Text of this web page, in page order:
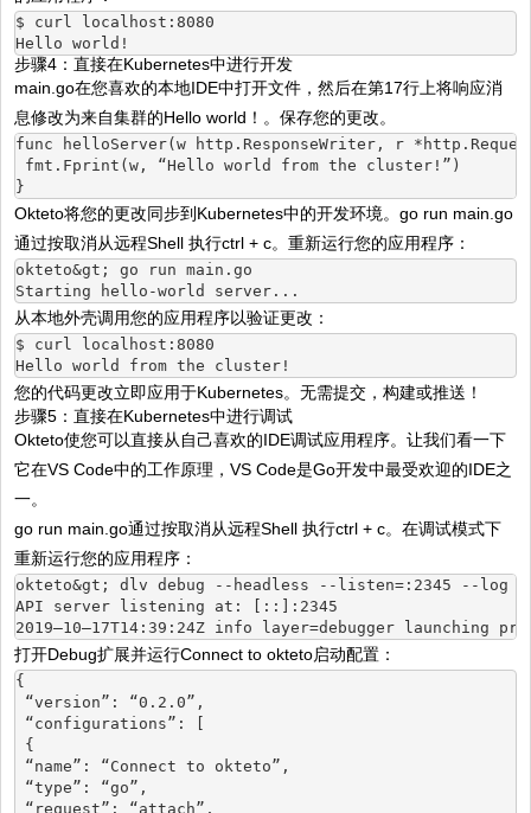
$ curl localhost:8080
Hello world!
步骤4：直接在Kubernetes中进行开发
main.go在您喜欢的本地IDE中打开文件，然后在第17行上将响应消
息修改为来自集群的Hello world！。保存您的更改。
func helloServer(w http.ResponseWriter, r
fmt.Fprint(w, “Hello world from the cluster!”)
}
Okteto将您的更改同步到Kubernetes中的开发环境。go run main.go
通过按取消从远程Shell 执行ctrl + c。重新运行您的应用程序：
okteto&gt; go run main.go
Starting hello-world server...
从本地外壳调用您的应用程序以验证更改：
$ curl localhost:8080
Hello world from the cluster!
您的代码更改立即应用于Kubernetes。无需提交，构建或推送！
步骤5：直接在Kubernetes中进行调试
Okteto使您可以直接从自己喜欢的IDE调试应用程序。让我们看一下
它在VS Code中的工作原理，VS Code是Go开发中最受欢迎的IDE之
一。
go run main.go通过按取消从远程Shell 执行ctrl + c。在调试模式下
重新运行您的应用程序：
okteto&gt; dlv debug --headless --listen=:2345 --log
API server listening at: [::]:2345
2019–10–17T14:39:24Z info layer=debugger launching
打开Debug扩展并运行Connect to okteto启动配置：
{
“version”: “0.2.0”,
“configurations”: [
{
“name”: “Connect to okteto”,
“type”: “go”,
“request”: “attach”,